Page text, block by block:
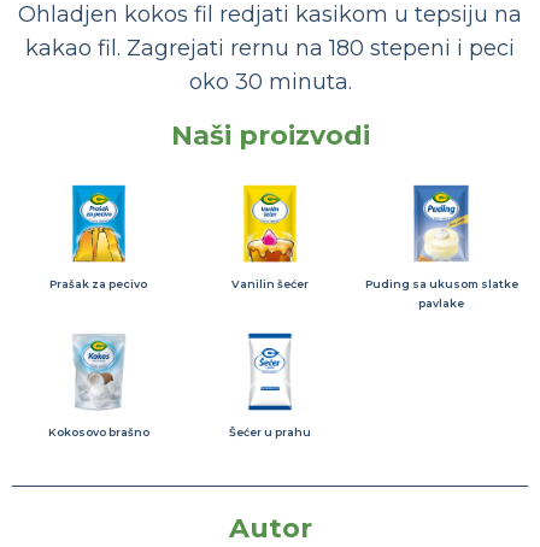
Ohladjen kokos fil redjati kasikom u tepsiju na
kakao fil. Zagrejati rernu na 180 stepeni i peci
oko 30 minuta.
Naši proizvodi
Prašak za pecivo Vanilin šećer
Puding sa ukusom slatke
pavlake
Kokosovo brašno Šećer u prahu
Autor